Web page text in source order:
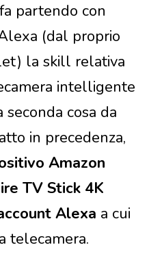
partendo con
(dal proprio
la skill relativa
intelligente
seconda cosa da
in precedenza,
Amazon
TV Stick 4K
Alexa a cui
telecamera.